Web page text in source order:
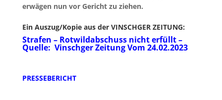
erwägen nun vor Gericht zu ziehen.
Ein Auszug/Kopie aus der VINSCHGER ZEITUNG:
Strafen – Rotwildabschuss nicht erfüllt –
Quelle: Vinschger Zeitung Vom 24.02.2023
PRESSEBERICHT